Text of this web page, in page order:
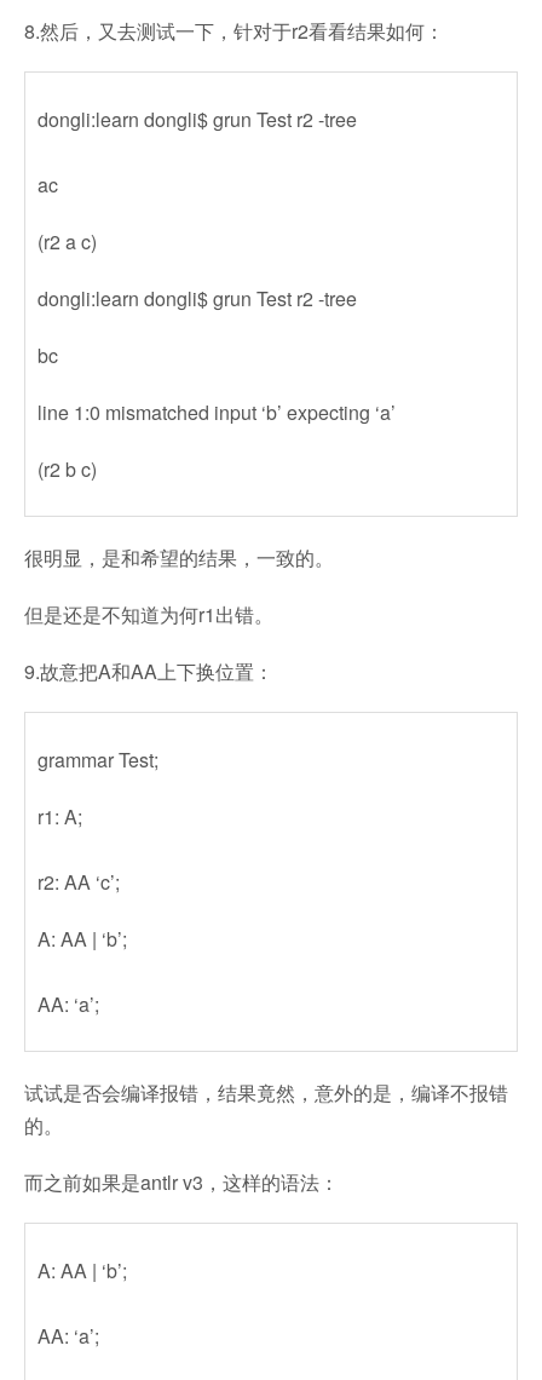
8.然后，又去测试一下，针对于r2看看结果如何：
dongli:learn dongli$ grun Test r2 -tree
ac
(r2 a c)
dongli:learn dongli$ grun Test r2 -tree
bc
line 1:0 mismatched input ‘b’ expecting ‘a’
(r2 b c)
很明显，是和希望的结果，一致的。
但是还是不知道为何r1出错。
9.故意把A和AA上下换位置：
grammar Test;
r1: A;
r2: AA ‘c’;
A: AA | ‘b’;
AA: ‘a’;
试试是否会编译报错，结果竟然，意外的是，编译不报错
的。
而之前如果是antlr v3，这样的语法：
A: AA | ‘b’;
AA: ‘a’;